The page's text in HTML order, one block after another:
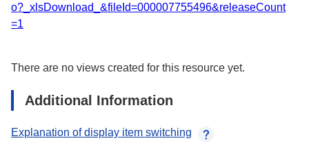
o?_xlsDownload_&fileId=000007755496&releaseCount
=1
There are no views created for this resource yet.
Additional Information
Explanation of display item switching